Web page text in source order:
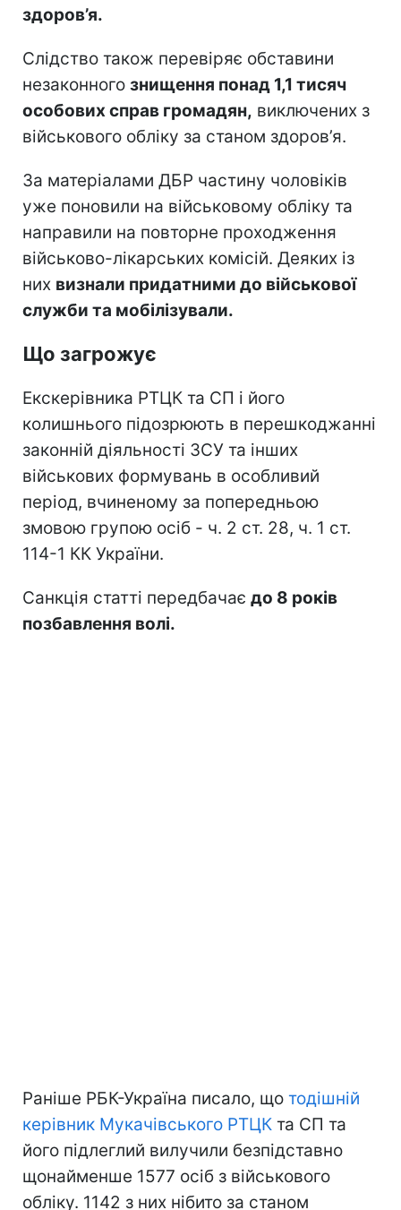
здоров’я.
Слідство також перевіряє обставини
незаконного знищення понад 1,1 тисяч
особових справ громадян, виключених з
військового обліку за станом здоров’я.
За матеріалами ДБР частину чоловіків
уже поновили на військовому обліку та
направили на повторне проходження
військово-лікарських комісій. Деяких із
них визнали придатними до військової
служби та мобілізували.
Що загрожує
Екскерівника РТЦК та СП і його
колишнього підозрюють в перешкоджанні
законній діяльності ЗСУ та інших
військових формувань в особливий
період, вчиненому за попередньою
змовою групою осіб - ч. 2 ст. 28, ч. 1 ст.
114-1 КК України.
Санкція статті передбачає до 8 років
позбавлення волі.
Раніше РБК-Україна писало, що тодішній
керівник Мукачівського РТЦК та СП та
його підлеглий вилучили безпідставно
щонайменше 1577 осіб з військового
обліку. 1142 з них нібито за станом